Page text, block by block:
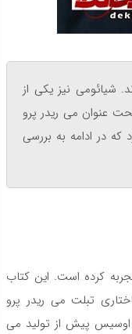
شیائومی نیز یکی از
عنوان می ریدر پرو
در ادامه به بررسی
کرده است. این کتاب
تبلت می ریدر پرو
اوسیس پیش از تولید می